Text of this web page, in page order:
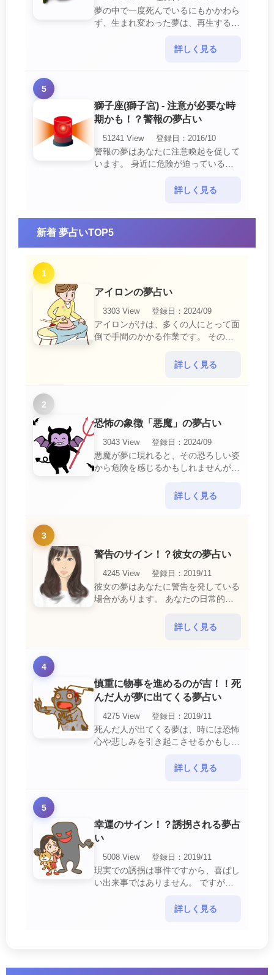
夢の中で一度死んでいるにもかかわら
ず、生まれ変わった夢は、再生する夢
あなたに関するすべての運気が上昇し
詳しく見る
5
獅子座(獅子宮) - 注意が必要な時
期かも！？警報の夢占い
51241 View
登録日：2016/10
警報の夢はあなたに注意喚起を促して
います。 身近に危険が迫っている暗
て危機を回避する事が必要です。 ま
詳しく見る
新着 夢占いTOP5
1
アイロンの夢占い
3303 View
登録日：2024/09
アイロンがけは、多くの人にとって面
倒で手間のかかる作業です。 そのた
中で感じるわずらわしさやストレスか
詳しく見る
2
恐怖の象徴「悪魔」の夢占い
3043 View
登録日：2024/09
悪魔が夢に現れると、その恐ろしい姿
から危険を感じるかもしれませんが、
詳しく見る
3
警告のサイン！？彼女の夢占い
4245 View
登録日：2019/11
彼女の夢はあなたに警告を発している
場合があります。 あなたの日常的な
詳しく見る
4
慎重に物事を進めるのが吉！！死
んだ人が夢に出てくる夢占い
4275 View
登録日：2019/11
死んだ人が出てくる夢は、時には恐怖
心や悲しみを引き起こさせるかもしれ
意して欲しいメッセージや警告を伝え
詳しく見る
5
幸運のサイン！？誘拐される夢占
い
5008 View
登録日：2019/11
現実での誘拐は事件ですから、喜ばし
い出来事ではありません。 ですが、
詳しく見る